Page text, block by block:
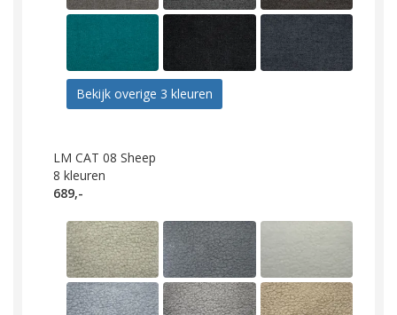
Bekijk overige 3 kleuren
LM CAT 08 Sheep
8 kleuren
689,-